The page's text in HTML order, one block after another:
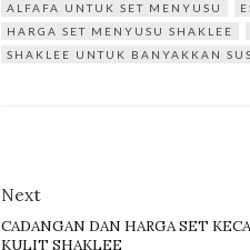
ALFAFA UNTUK SET MENYUSU
HARGA SET MENYUSU SHAKLEE
SHAKLEE UNTUK BANYAKKAN
Next
CADANGAN DAN HARGA SET
KULIT SHAKLEE